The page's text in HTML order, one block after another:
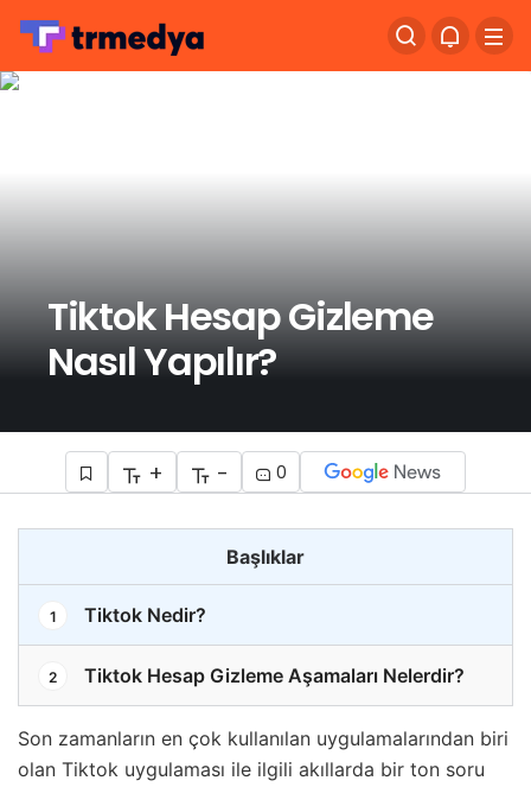
Tiktok Hesap Gizleme
Nasıl Yapılır?
+ - 0
Başlıklar
1 Tiktok Nedir?
2 Tiktok Hesap Gizleme Aşamaları Nelerdir?
Son zamanların en çok kullanılan uygulamalarından biri
olan Tiktok uygulaması ile ilgili akıllarda bir ton soru